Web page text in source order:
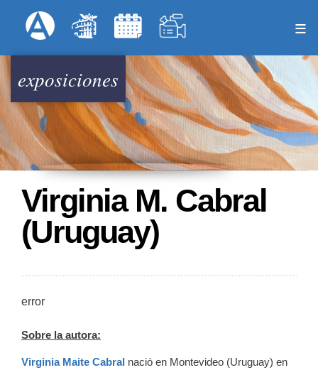
al
principal
Menú Superior
exposiciones
Virginia M. Cabral
(Uruguay)
error
Sobre la autora:
Virginia Maite Cabral nació en Montevideo (Uruguay) en